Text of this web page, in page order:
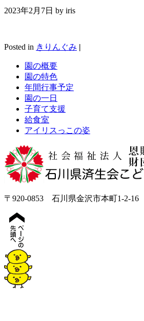
2023年2月7日 by iris
Posted in きりんぐみ |
園の概要
園の特色
年間行事予定
園の一日
子育て支援
給食室
アイリスっこの姿
〒920-0853 石川県金沢市本町1-2-